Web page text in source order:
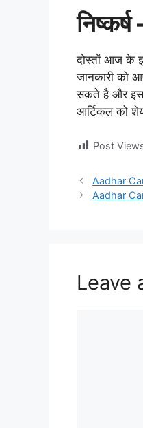
निष्कर्ष
दोस्तों आज के
जानकारी को
सकते है और
आर्टिकल को
Post
Aadhar
Aadhar
Leave